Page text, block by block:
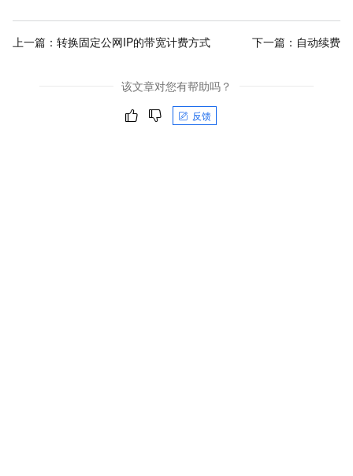
上一篇： 转换固定公网IP的带宽计费方式 下一篇： 自动续费
该文章对您有帮助吗？
反馈